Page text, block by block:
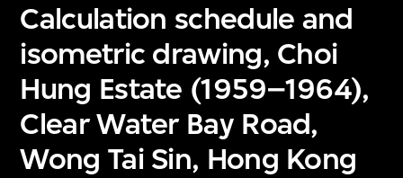
Calculation schedule and
isometric drawing, Choi
Hung Estate (1959–1964),
Clear Water Bay Road,
Wong Tai Sin, Hong Kong